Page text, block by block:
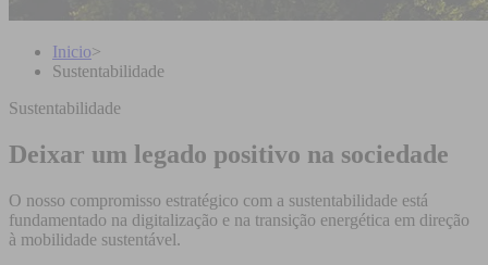
Inicio>
Sustentabilidade
Sustentabilidade
Deixar um legado positivo na sociedade
O nosso compromisso estratégico com a sustentabilidade está
fundamentado na digitalização e na transição energética em direção
à mobilidade sustentável.